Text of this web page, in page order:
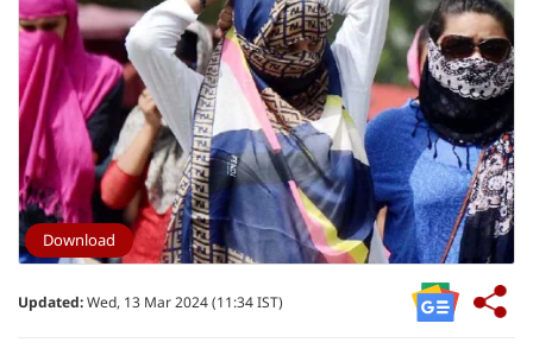
Download
Updated:Wed, 13 Mar 2024 (11:34 IST)